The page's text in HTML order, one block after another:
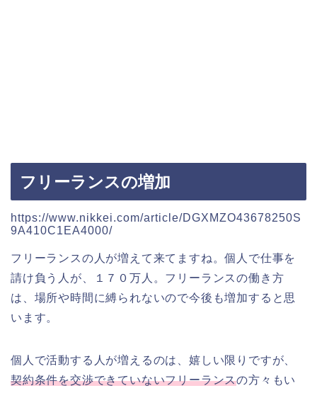
フリーランスの増加
https://www.nikkei.com/article/DGXMZO43678250S
9A410C1EA4000/
フリーランスの人が増えて来てますね。個人で仕事を
請け負う人が、１７０万人。フリーランスの働き方
は、場所や時間に縛られないので今後も増加すると思
います。
個人で活動する人が増えるのは、嬉しい限りですが、
契約条件を交渉できていないフリーランスの方々もい